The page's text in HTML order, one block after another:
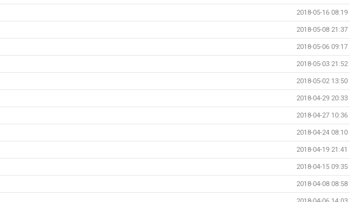
2018-05-16 08:19
2018-05-08 21:37
2018-05-06 09:17
2018-05-03 21:52
2018-05-02 13:50
2018-04-29 20:33
2018-04-27 10:36
2018-04-24 08:10
2018-04-19 21:41
2018-04-15 09:35
2018-04-08 08:58